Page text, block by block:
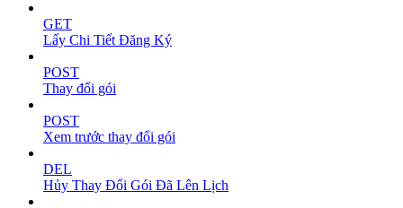
GET
Lấy Chi Tiết Đăng Ký
POST
Thay đổi gói
POST
Xem trước thay đổi gói
DEL
Hủy Thay Đổi Gói Đã Lên Lịch